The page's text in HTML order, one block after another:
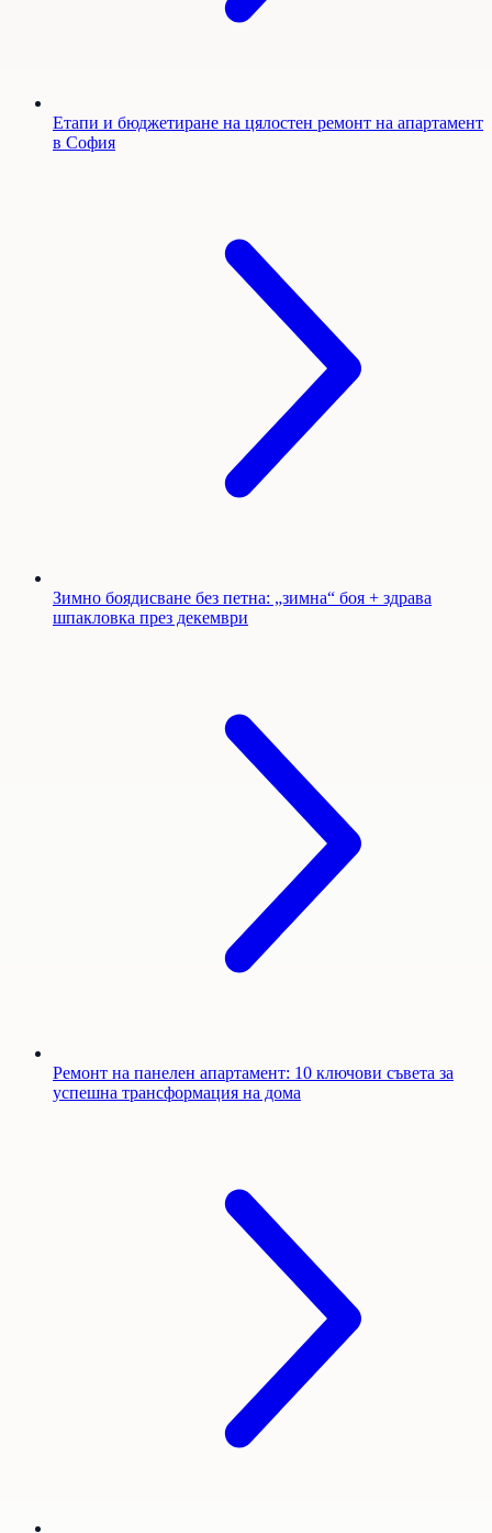
Етапи и бюджетиране на цялостен ремонт на апартамент
в София
Зимно боядисване без петна: „зимна“ боя + здрава
шпакловка през декември
Ремонт на панелен апартамент: 10 ключови съвета за
успешна трансформация на дома